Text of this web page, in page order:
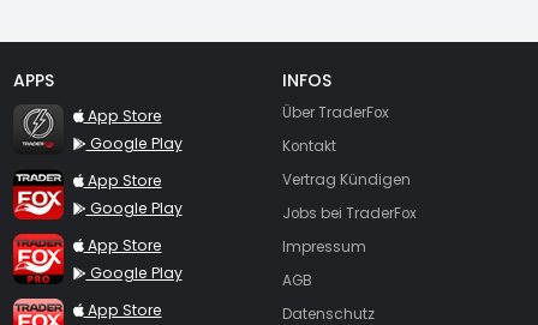
APPS
TraderFox Flash
App Store
Google Play
TraderFox App
App Store
Google Play
TraderFox Pro
App Store
Google Play
TraderFox dpa-AFX ProFeed
App Store
INFOS
Über TraderFox
Kontakt
Vertrag Kündigen
Jobs bei TraderFox
Impressum
AGB
Datenschutz